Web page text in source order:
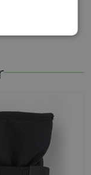
sammen.